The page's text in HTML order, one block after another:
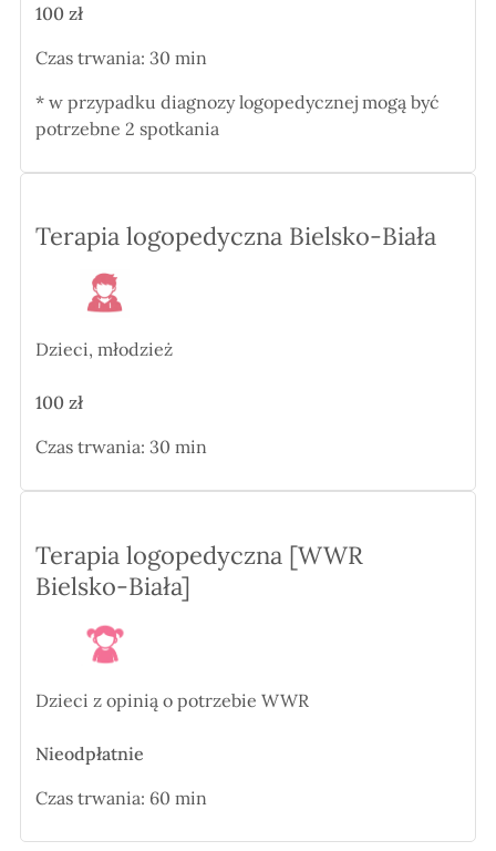
100 zł
Czas trwania: 30 min
* w przypadku diagnozy logopedycznej mogą być
potrzebne 2 spotkania
Terapia logopedyczna Bielsko-Biała
Dzieci, młodzież
100 zł
Czas trwania: 30 min
Terapia logopedyczna [WWR
Bielsko-Biała]
Dzieci z opinią o potrzebie WWR
Nieodpłatnie
Czas trwania: 60 min